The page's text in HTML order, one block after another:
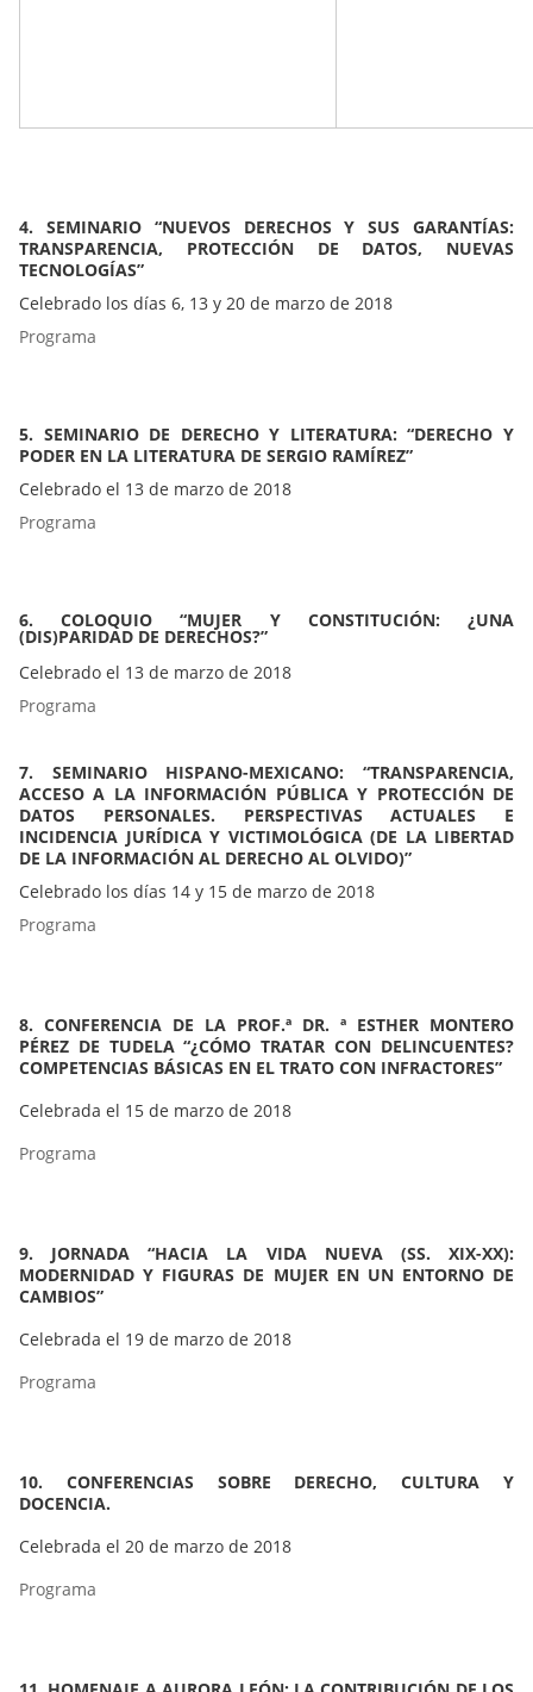
4. SEMINARIO “NUEVOS DERECHOS Y SUS GARANTÍAS:
TRANSPARENCIA, PROTECCIÓN DE DATOS, NUEVAS
TECNOLOGÍAS”
Celebrado los días 6, 13 y 20 de marzo de 2018
Programa
5. SEMINARIO DE DERECHO Y LITERATURA: “DERECHO Y
PODER EN LA LITERATURA DE SERGIO RAMÍREZ”
Celebrado el 13 de marzo de 2018
Programa
6. COLOQUIO “MUJER Y CONSTITUCIÓN: ¿UNA
(DIS)PARIDAD DE DERECHOS?”
Celebrado el 13 de marzo de 2018
Programa
7. SEMINARIO HISPANO-MEXICANO: “TRANSPARENCIA,
ACCESO A LA INFORMACIÓN PÚBLICA Y PROTECCIÓN DE
DATOS PERSONALES. PERSPECTIVAS ACTUALES E
INCIDENCIA JURÍDICA Y VICTIMOLÓGICA (DE LA LIBERTAD
DE LA INFORMACIÓN AL DERECHO AL OLVIDO)”
Celebrado los días 14 y 15 de marzo de 2018
Programa
8. CONFERENCIA DE LA PROF.ª DR. ª ESTHER MONTERO
PÉREZ DE TUDELA “¿CÓMO TRATAR CON DELINCUENTES?
COMPETENCIAS BÁSICAS EN EL TRATO CON INFRACTORES”
Celebrada el 15 de marzo de 2018
Programa
9. JORNADA “HACIA LA VIDA NUEVA (SS. XIX-XX):
MODERNIDAD Y FIGURAS DE MUJER EN UN ENTORNO DE
CAMBIOS”
Celebrada el 19 de marzo de 2018
Programa
10. CONFERENCIAS SOBRE DERECHO, CULTURA Y
DOCENCIA.
Celebrada el 20 de marzo de 2018
Programa